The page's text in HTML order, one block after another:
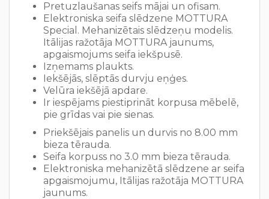
Pretuzlaušanas seifs mājai un ofisam.
Elektroniska seifa slēdzene MOTTURA
Special. Mehanizētais slēdzeņu modelis.
Itālijas ražotāja MOTTURA jaunums,
apgaismojums seifa iekšpusē.
Izņemams plaukts.
Iekšējās, slēptās durvju eņģes.
Velūra iekšējā apdare.
Ir iespējams piestiprināt korpusa mēbelē,
pie grīdas vai pie sienas.
Priekšējais panelis un durvis no 8.00 mm
bieza tērauda.
Seifa korpuss no 3.0 mm bieza tērauda.
Elektroniska mehanizētā slēdzene ar seifa
apgaismojumu, Itālijas ražotāja MOTTURA
jaunums.